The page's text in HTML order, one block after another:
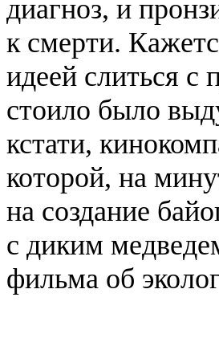
диагноз, и
к смерти.
идеей слиться с
стоило было
кстати,
которой, на
на создание
с диким
фильма об